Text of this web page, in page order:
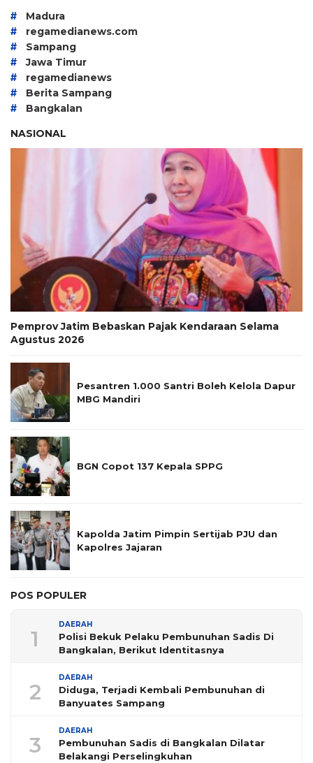
# Madura
# regamedianews.com
# Sampang
# Jawa Timur
# regamedianews
# Berita Sampang
#
Bangkalan
NASIONAL
Pemprov Jatim Bebaskan Pajak Kendaraan Selama
Agustus 2026
Pesantren 1.000 Santri Boleh Kelola Dapur
MBG Mandiri
BGN Copot 137 Kepala SPPG
Kapolda Jatim Pimpin Sertijab PJU dan
Kapolres Jajaran
POS POPULER
1
DAERAH
Polisi Bekuk Pelaku Pembunuhan Sadis Di
Bangkalan, Berikut Identitasnya
2
DAERAH
Diduga, Terjadi Kembali Pembunuhan di
Banyuates Sampang
3
DAERAH
Pembunuhan Sadis di Bangkalan Dilatar
Belakangi Perselingkuhan